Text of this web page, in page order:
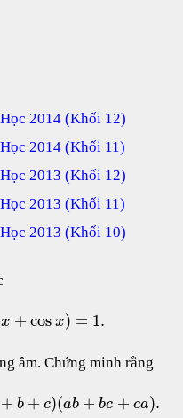
2014 (Khối 12)
2014 (Khối 11)
2013 (Khối 12)
2013 (Khối 11)
2013 (Khối 10)
x + cos x) = 1.
âm. Chứng minh rằng
+ b + c)(ab + bc + ca).